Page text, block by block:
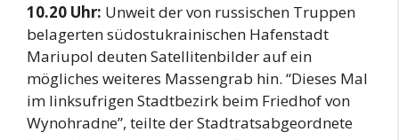
10.20 Uhr: Unweit der von russischen Truppen
belagerten südostukrainischen Hafenstadt
Mariupol deuten Satellitenbilder auf ein
mögliches weiteres Massengrab hin. “Dieses Mal
im linksufrigen Stadtbezirk beim Friedhof von
Wynohradne”, teilte der Stadtratsabgeordnete